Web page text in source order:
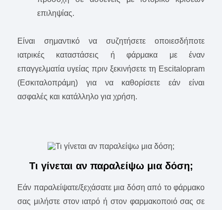
επιληψίας.
Είναι σημαντικό να συζητήσετε οποιεσδήποτε
ιατρικές καταστάσεις ή φάρμακα με έναν
επαγγελματία υγείας πριν ξεκινήσετε τη Escitalopram
(Εσκιταλοπράμη) για να καθορίσετε εάν είναι
ασφαλές και κατάλληλο για χρήση.
Τι γίνεται αν παραλείψω μια δόση;
Εάν παραλείψατε/ξεχάσατε μια δόση από το φάρμακο
σας μιλήστε στον ιατρό ή στον φαρμακοποιό σας σε